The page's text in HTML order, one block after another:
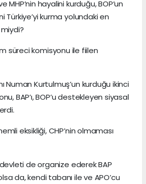
MHP’nin hayalini kurduğu, BOP’un
kurma yolundaki en
süreci komisyonu ile fiilen
Numan Kurtulmuş’un kurduğu ikinci
BAP’ı, BOP’u destekleyen siyasal
eksikliği, CHP’nin olmaması
de organize ederek BAP
da, kendi tabanı ile ve APO’cu